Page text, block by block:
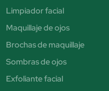
Limpiador facial
Maquillaje de ojos
Brochas de maquillaje
Sombras de ojos
Exfoliante facial